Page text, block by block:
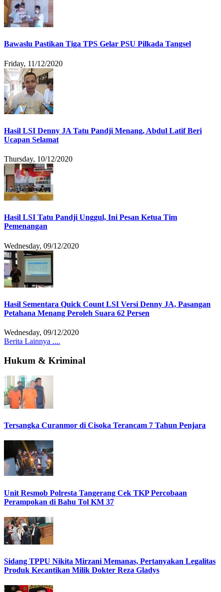
Bawaslu Pastikan Tiga TPS Gelar PSU Pilkada Tangsel
Friday, 11/12/2020
Hasil LSI Denny JA Tatu Pandji Menang, Abdul Latif Beri
Ucapan Selamat
Thursday, 10/12/2020
Hasil LSI Tatu Pandji Unggul, Ini Pesan Ketua Tim
Pemenangan
Wednesday, 09/12/2020
Hasil Sementara Quick Count LSI Versi Denny JA, Pasangan
Petahana Menang Peroleh Suara 62 Persen
Wednesday, 09/12/2020
Berita Lainnya ....
Hukum & Kriminal
Tersangka Curanmor di Cisoka Terancam 7 Tahun Penjara
Unit Resmob Polresta Tangerang Cek TKP Percobaan
Perampokan di Bahu Tol KM 37
Sidang TPPU Nikita Mirzani Memanas, Pertanyakan Legalitas
Produk Kecantikan Milik Dokter Reza Gladys